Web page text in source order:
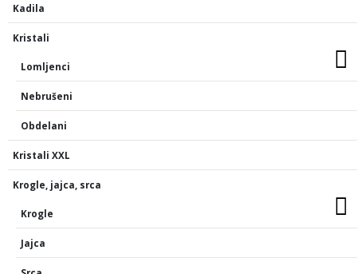
Kadila
Kristali
Lomljenci
Nebrušeni
Obdelani
Kristali XXL
Krogle, jajca, srca
Krogle
Jajca